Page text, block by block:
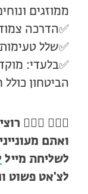
ממוזגים
✅הדרכה
✅שלל
✅בלעדי: מוקד
הביטחון כולל חדר מצב
🙋🏻‍♀️ 🙋🏼‍♂️
ואתם
לשליחת מייל
לצ'אט פשוט